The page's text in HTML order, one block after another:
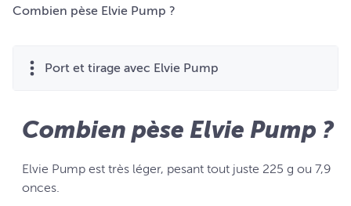
Combien pèse Elvie Pump ?
Port et tirage avec Elvie Pump
Combien pèse Elvie Pump ?
Elvie Pump est très léger, pesant tout juste 225 g ou 7,9
onces.